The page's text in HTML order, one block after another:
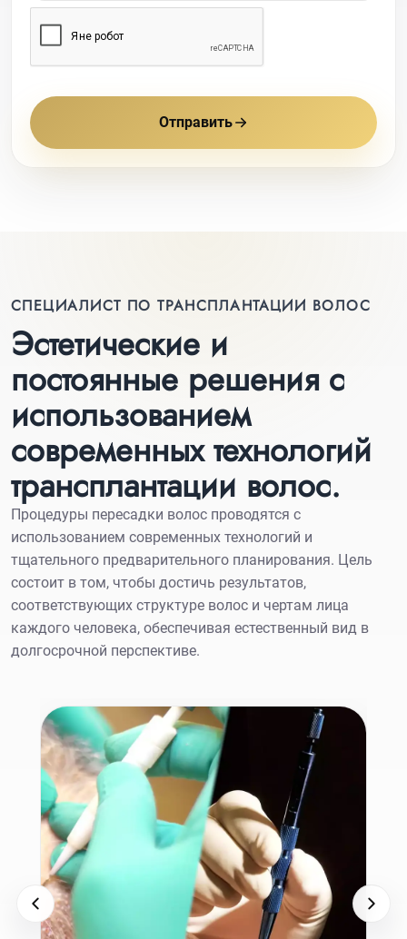
Отправить
СПЕЦИАЛИСТ ПО ТРАНСПЛАНТАЦИИ ВОЛОС
Эстетические и
постоянные решения с
использованием
современных технологий
трансплантации волос.
Процедуры пересадки волос проводятся с
использованием современных технологий и
тщательного предварительного планирования. Цель
состоит в том, чтобы достичь результатов,
соответствующих структуре волос и чертам лица
каждого человека, обеспечивая естественный вид в
долгосрочной перспективе.